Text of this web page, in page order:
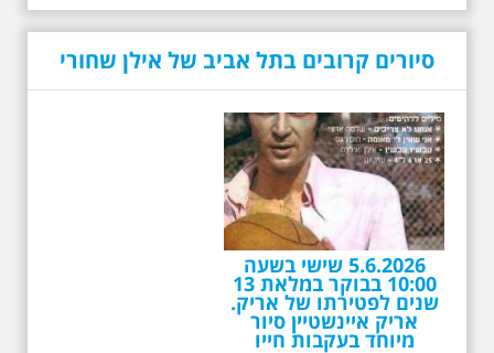
סיורים קרובים בתל אביב של אילן שחורי
5.6.2026 שישי בשעה
10:00 בבוקר במלאת 13
שנים לפטירתו של אריק.
אריק איינשטיין סיור
מיוחד בעקבות חייו